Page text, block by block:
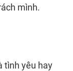
mình.
tình yêu hay